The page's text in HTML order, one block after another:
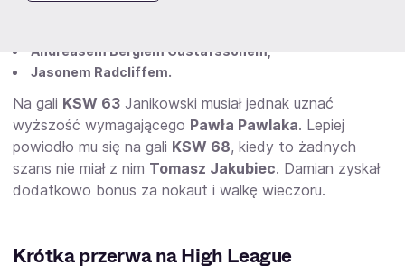
wygrywając w 2. rundzie. Potem Janikowski zanotował
Andreasem Bergiem Gustafssonem,
Jasonem Radcliffem.
Na gali KSW 63 Janikowski musiał jednak uznać
wyższość wymagającego Pawła Pawlaka. Lepiej
powiodło mu się na gali KSW 68, kiedy to żadnych
szans nie miał z nim Tomasz Jakubiec. Damian zyskał
dodatkowo bonus za nokaut i walkę wieczoru.
Krótka przerwa na High League